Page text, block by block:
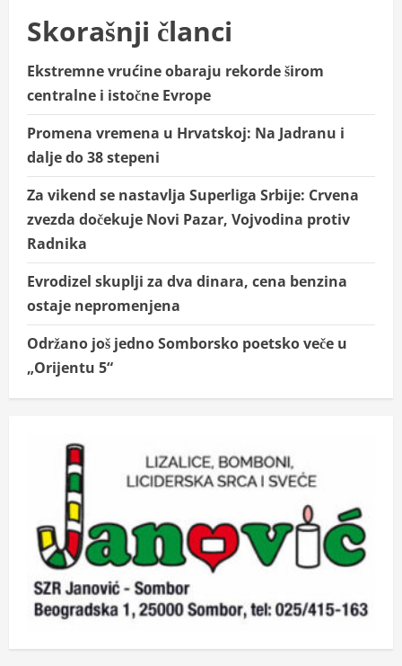
Skorašnji članci
Ekstremne vrućine obaraju rekorde širom
centralne i istočne Evrope
Promena vremena u Hrvatskoj: Na Jadranu i
dalje do 38 stepeni
Za vikend se nastavlja Superliga Srbije: Crvena
zvezda dočekuje Novi Pazar, Vojvodina protiv
Radnika
Evrodizel skuplji za dva dinara, cena benzina
ostaje nepromenjena
Održano još jedno Somborsko poetsko veče u
„Orijentu 5“